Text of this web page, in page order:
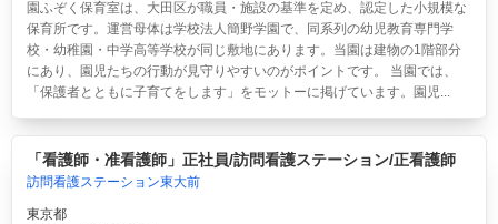
園ふぞく保育室は、大田区が職員・施設の基準を定め、認定した小規模な
保育所です。運営母体は学校法人簡野学園で、同系列の幼児教育専門学
校・幼稚園・中学高等学校が同じ敷地にあります。当園は建物の1階部分
にあり、園児たちの行動が見守りやすいのがポイントです。 当園では、
「保護者とともに子育てをします」をモットーに掲げています。園児...
「看護師・准看護師」正社員/訪問看護ステーション/正看護師
訪問看護ステーション東大前
東京都